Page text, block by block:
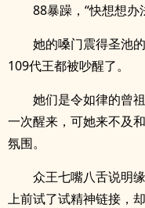
88暴躁，“快想想办
她的嗓门震得圣池
109代王都被吵醒了。
她们是令如律的曾
一次醒来，可她来不及
氛围。
众王七嘴八舌说明
上前试了试精神链接，